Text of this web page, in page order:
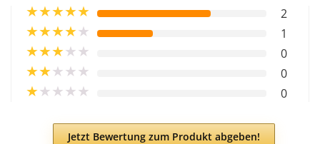
★★★★★ 2
★★★★★ 1
★★★★★ 0
★★★★★ 0
★★★★★ 0
Jetzt Bewertung zum Produkt abgeben!